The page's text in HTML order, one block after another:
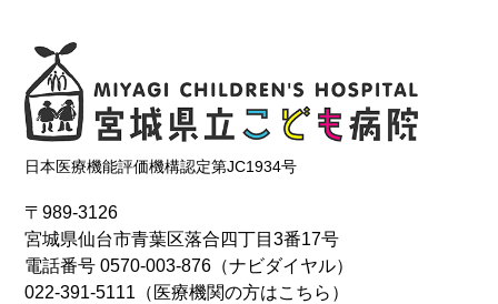
日本医療機能評価機構認定第JC1934号
〒989-3126
宮城県仙台市青葉区落合四丁目3番17号
電話番号0570-003-876 （ナビダイヤル）
022-391-5111 （医療機関の方はこちら）